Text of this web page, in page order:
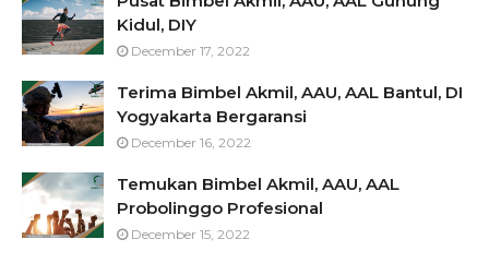
Kidul, DIY
December 17, 2022
Terima Bimbel Akmil, AAU, AAL Bantul, DI
Yogyakarta Bergaransi
December 16, 2022
Temukan Bimbel Akmil, AAU, AAL
Probolinggo Profesional
December 15, 2022